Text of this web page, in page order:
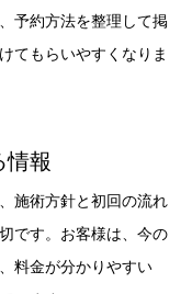
予約方法を整理して掲
てもらいやすくなりま
情報
施術方針と初回の流れ
です。お客様は、今の
料金が分かりやすい